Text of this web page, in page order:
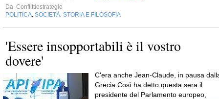
Da Conflittiestrategie
POLITICA SOCIETÀ STORIA E FILOSOFIA
'Essere insopportabili è il vostro
dovere'
C'era anche Jean-Claude, in pausa
Grecia Così ha detto questa sera il
presidente del Parlamento europeo,